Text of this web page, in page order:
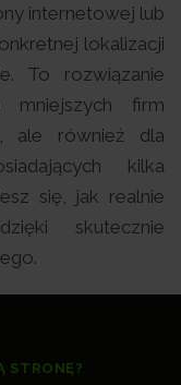
internetowej lub
lokalizacji
To rozwiązanie
mniejszych firm
ale również dla
kilka
się, jak realnie
skutecznie
STRONĘ?